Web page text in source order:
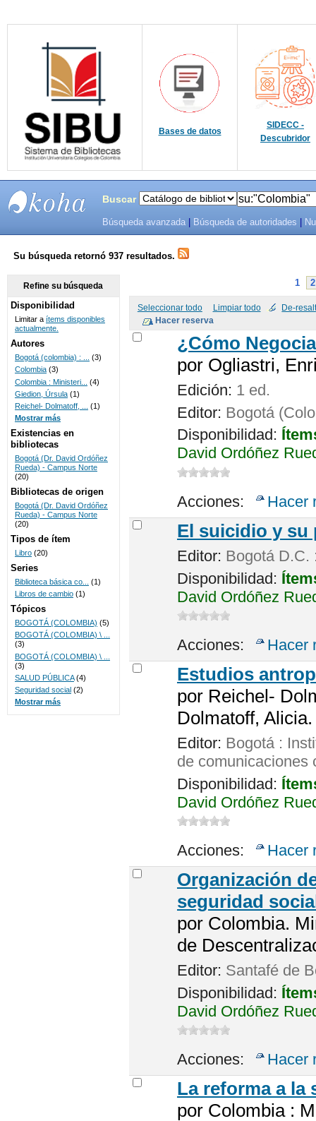
Bases de datos
SIDECC -
Descubridor
SISTEMAS
DE
BIBLIOTECAS
UNICOC
Buscar
Búsqueda avanzada Búsqueda de autoridades
Su búsqueda retornó 937 resultados.
1 2
Seleccionar todo Limpiar todo De-
¿Cómo
por Ogliastri,
Edición: 1 ed.
Editor: Bogotá
Disponibilidad:
David Ordóñez
Acciones: Hacer
El suicidio y su
Editor: Bogotá D.C.
Disponibilidad:
David Ordóñez
Acciones: Hacer
Estudios
por Reichel-
Dolmatoff, Alicia.
Editor: Bogotá :
de comunicaciones
Disponibilidad:
David Ordóñez
Acciones: Hacer
Organización
seguridad
por Colombia.
de
Editor: Santafé de
Disponibilidad:
David Ordóñez
Acciones: Hacer
La reforma a la
por Colombia :
Refine su búsqueda
Disponibilidad
Limitar a ítems disponibles
actualmente.
Autores
Bogotá (colombia) : ...
(3)
Colombia (3)
Colombia : Ministeri...
(4)
Giedion, Úrsula (1)
Reichel- Dolmatoff, ...
(1)
Mostrar más
Existencias en
bibliotecas
Bogotá (Dr. David Ordóñez
Rueda) - Campus Norte
(20)
Bibliotecas de origen
Bogotá (Dr. David Ordóñez
Rueda) - Campus Norte
(20)
Tipos de ítem
Libro (20)
Series
Biblioteca básica co...
(1)
Libros de cambio (1)
Tópicos
BOGOTÁ (COLOMBIA) (5)
BOGOTÁ (COLOMBIA) \ ...
(3)
BOGOTÁ (COLOMBIA) \ ...
(3)
SALUD PÚBLICA (4)
Seguridad social (2)
Mostrar más